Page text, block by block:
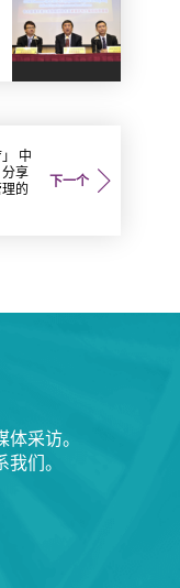
下一个
中
享
的
采访。
们。